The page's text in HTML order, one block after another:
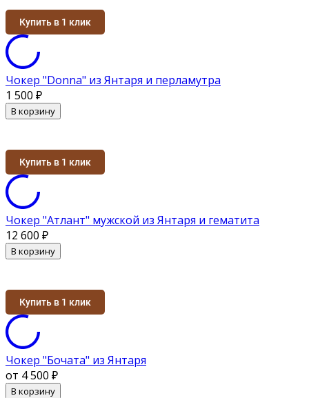
Купить в 1 клик
Чокер "Donna" из Янтаря и перламутра
1 500 ₽
В корзину
Купить в 1 клик
Чокер "Атлант" мужской из Янтаря и гематита
12 600 ₽
В корзину
Купить в 1 клик
Чокер "Бочата" из Янтаря
от 4 500 ₽
В корзину